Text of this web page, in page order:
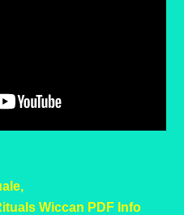
Wiccan PDF Info